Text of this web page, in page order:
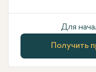
Для
Получить